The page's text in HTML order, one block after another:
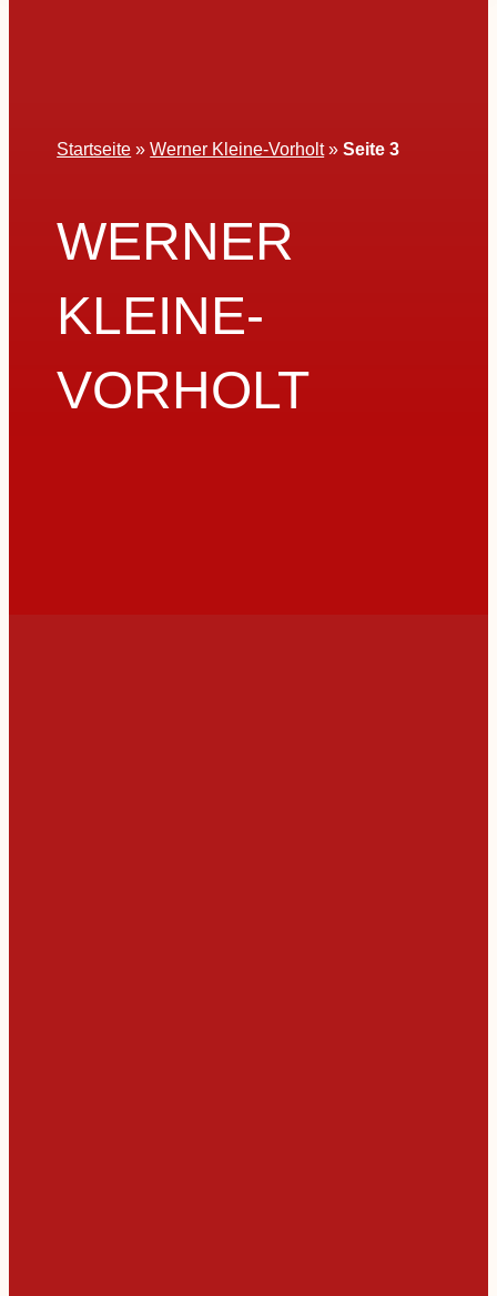
Startseite »Werner Kleine-Vorholt»Seite 3
WERNER
KLEINE-
VORHOLT